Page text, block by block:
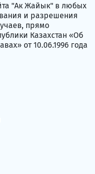
"Ак Жайык" в любых
и разрешения
прямо
Казахстан «Об
от 10.06.1996 года